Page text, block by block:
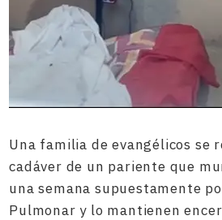
Una familia de evangélicos se
cadáver de un pariente que
una semana supuestamente
Pulmonar y lo mantienen